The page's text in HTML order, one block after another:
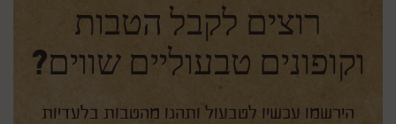
רוצים לקבל הטבות
וקופונים טבעוליים שווים?
הירשמו עכשיו לטבעול ותהנו מהטבות בלעדיות